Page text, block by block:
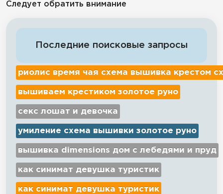
Следует обратить внимание
Последние поисковые запросы
риолис время чая схема вышивка крестом
вышиваем крестиком золотое руно
секс лошат и девочка
умиление схема вышивки золотое руно
вышивка dimensions дом с лебедями и пруд
как синимат девушка туристик
как синимат девушка туристик